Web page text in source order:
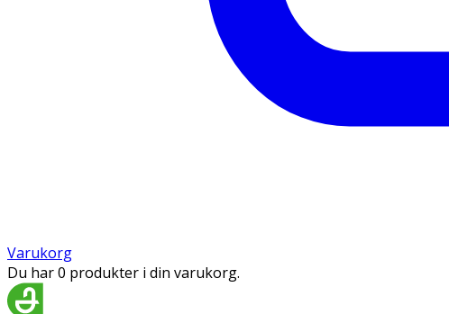
Varukorg
Du har 0 produkter i din varukorg.